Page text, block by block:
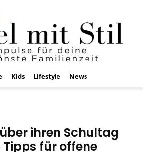
Kids Lifestyle News
ihren Schultag
für offene